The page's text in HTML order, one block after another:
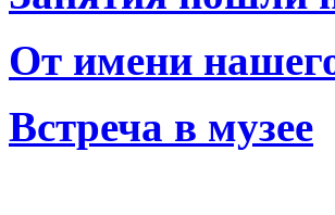
От имени
Встреча в музее